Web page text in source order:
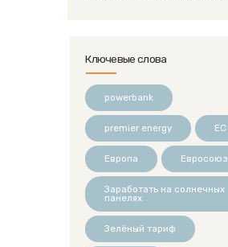
Ключевые слова
powerbank
premier energy ЕС
Европа Евросоюз
Заработать на солнечных
панелях
Зелёный тариф